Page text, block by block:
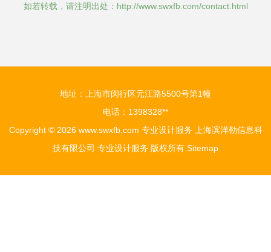
如若转载，请注明出处：http://www.swxfb.com/contact.html
地址：上海市闵行区元江路5500号第1幢
电话：1398328**
Copyright © 2026 www.swxfb.com 专业设计服务
上海滨洋勒信息科
技有限公司 专业设计服务 版权所有 Sitemap